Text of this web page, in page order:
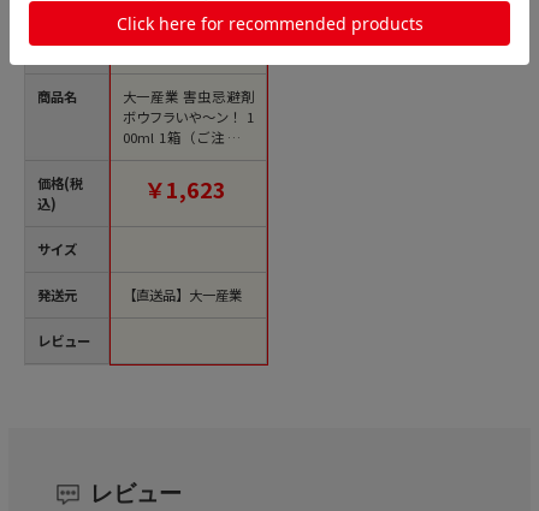
商品名
価格(税
込)
サイズ
発送元
レビュー
大一産業 害虫忌避剤
ボウフラいや～ン！ 1
00ml 1箱（ご注文単
位24箱）【直送品】
￥1,623
【直送品】大一産業
レビュー